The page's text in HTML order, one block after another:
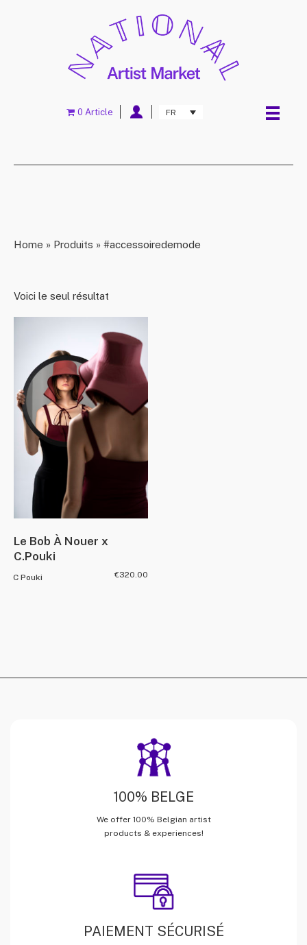
FR
0 Article
Home » Produits » #accessoiredemode
Voici le seul résultat
Le Bob À Nouer x
C.Pouki
C Pouki €320.00
100% BELGE
We offer 100% Belgian artist
products & experiences!
PAIEMENT SÉCURISÉ